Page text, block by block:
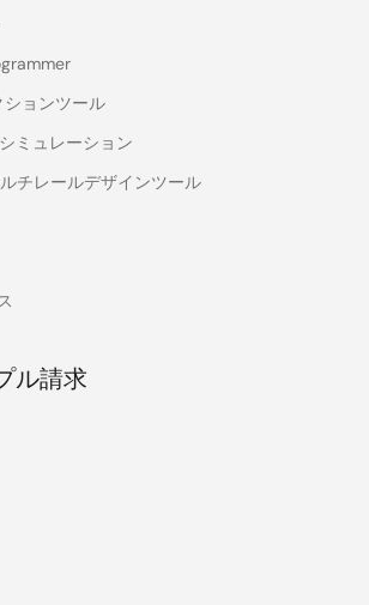
ションツール
ミュレーション
チレールデザインツール
ル請求